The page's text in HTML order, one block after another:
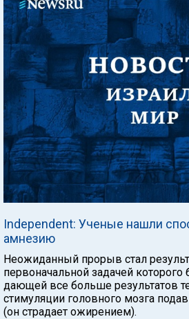
Independent: Ученые нашли
амнезию
Неожиданный прорыв стал
первоначальной задачей
дающей все больше результатов
стимуляции головного мозга
(он страдает ожирением).